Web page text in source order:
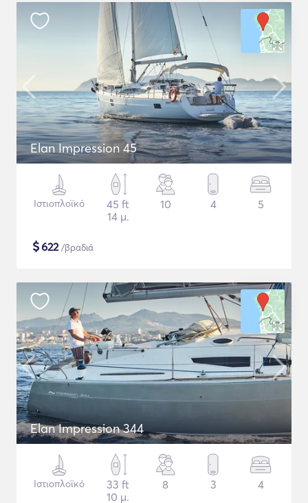
Elan Impression 45
Ιστιοπλοϊκό
45 ft
14 μ.
10 4 5
$622/βραδιά
Elan Impression 344
Ιστιοπλοϊκό
33 ft
10 μ.
8 3 4